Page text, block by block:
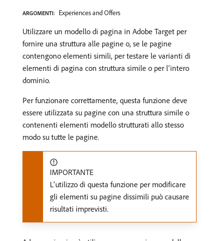
ARGOMENTI: Experiences and Offers
Utilizzare un modello di pagina in Adobe Target per
fornire una struttura alle pagine o, se le pagine
contengono elementi simili, per testare le varianti di
elementi di pagina con struttura simile o per l’intero
dominio.
Per funzionare correttamente, questa funzione deve
essere utilizzata su pagine con una struttura simile o
contenenti elementi modello strutturati allo stesso
modo su tutte le pagine.
IMPORTANTE
L’utilizzo di questa funzione per modificare
gli elementi su pagine dissimili può causare
risultati imprevisti.